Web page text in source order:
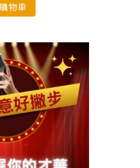
物車